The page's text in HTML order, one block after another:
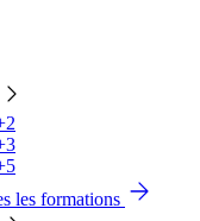
les formations